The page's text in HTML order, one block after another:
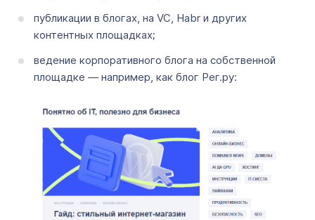
публикации в блогах, на VC, Habr и других
контентных площадках;
ведение корпоративного блога на собственной
площадке — например, как блог Рег.ру: